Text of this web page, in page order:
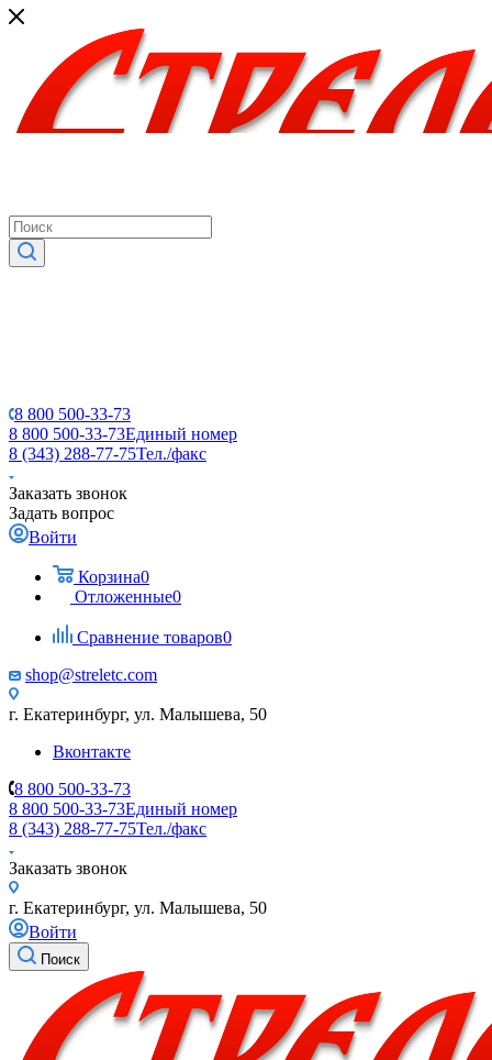
8 800 500-33-73
8 800 500-33-73Единый номер
8 (343) 288-77-75Тел./факс
Заказать звонок
Задать вопрос
Войти
Корзина0
Отложенные0
Сравнение товаров0
shop@streletc.com
г. Екатеринбург, ул. Малышева, 50
Вконтакте
8 800 500-33-73
8 800 500-33-73Единый номер
8 (343) 288-77-75Тел./факс
Заказать звонок
г. Екатеринбург, ул. Малышева, 50
Войти
Поиск